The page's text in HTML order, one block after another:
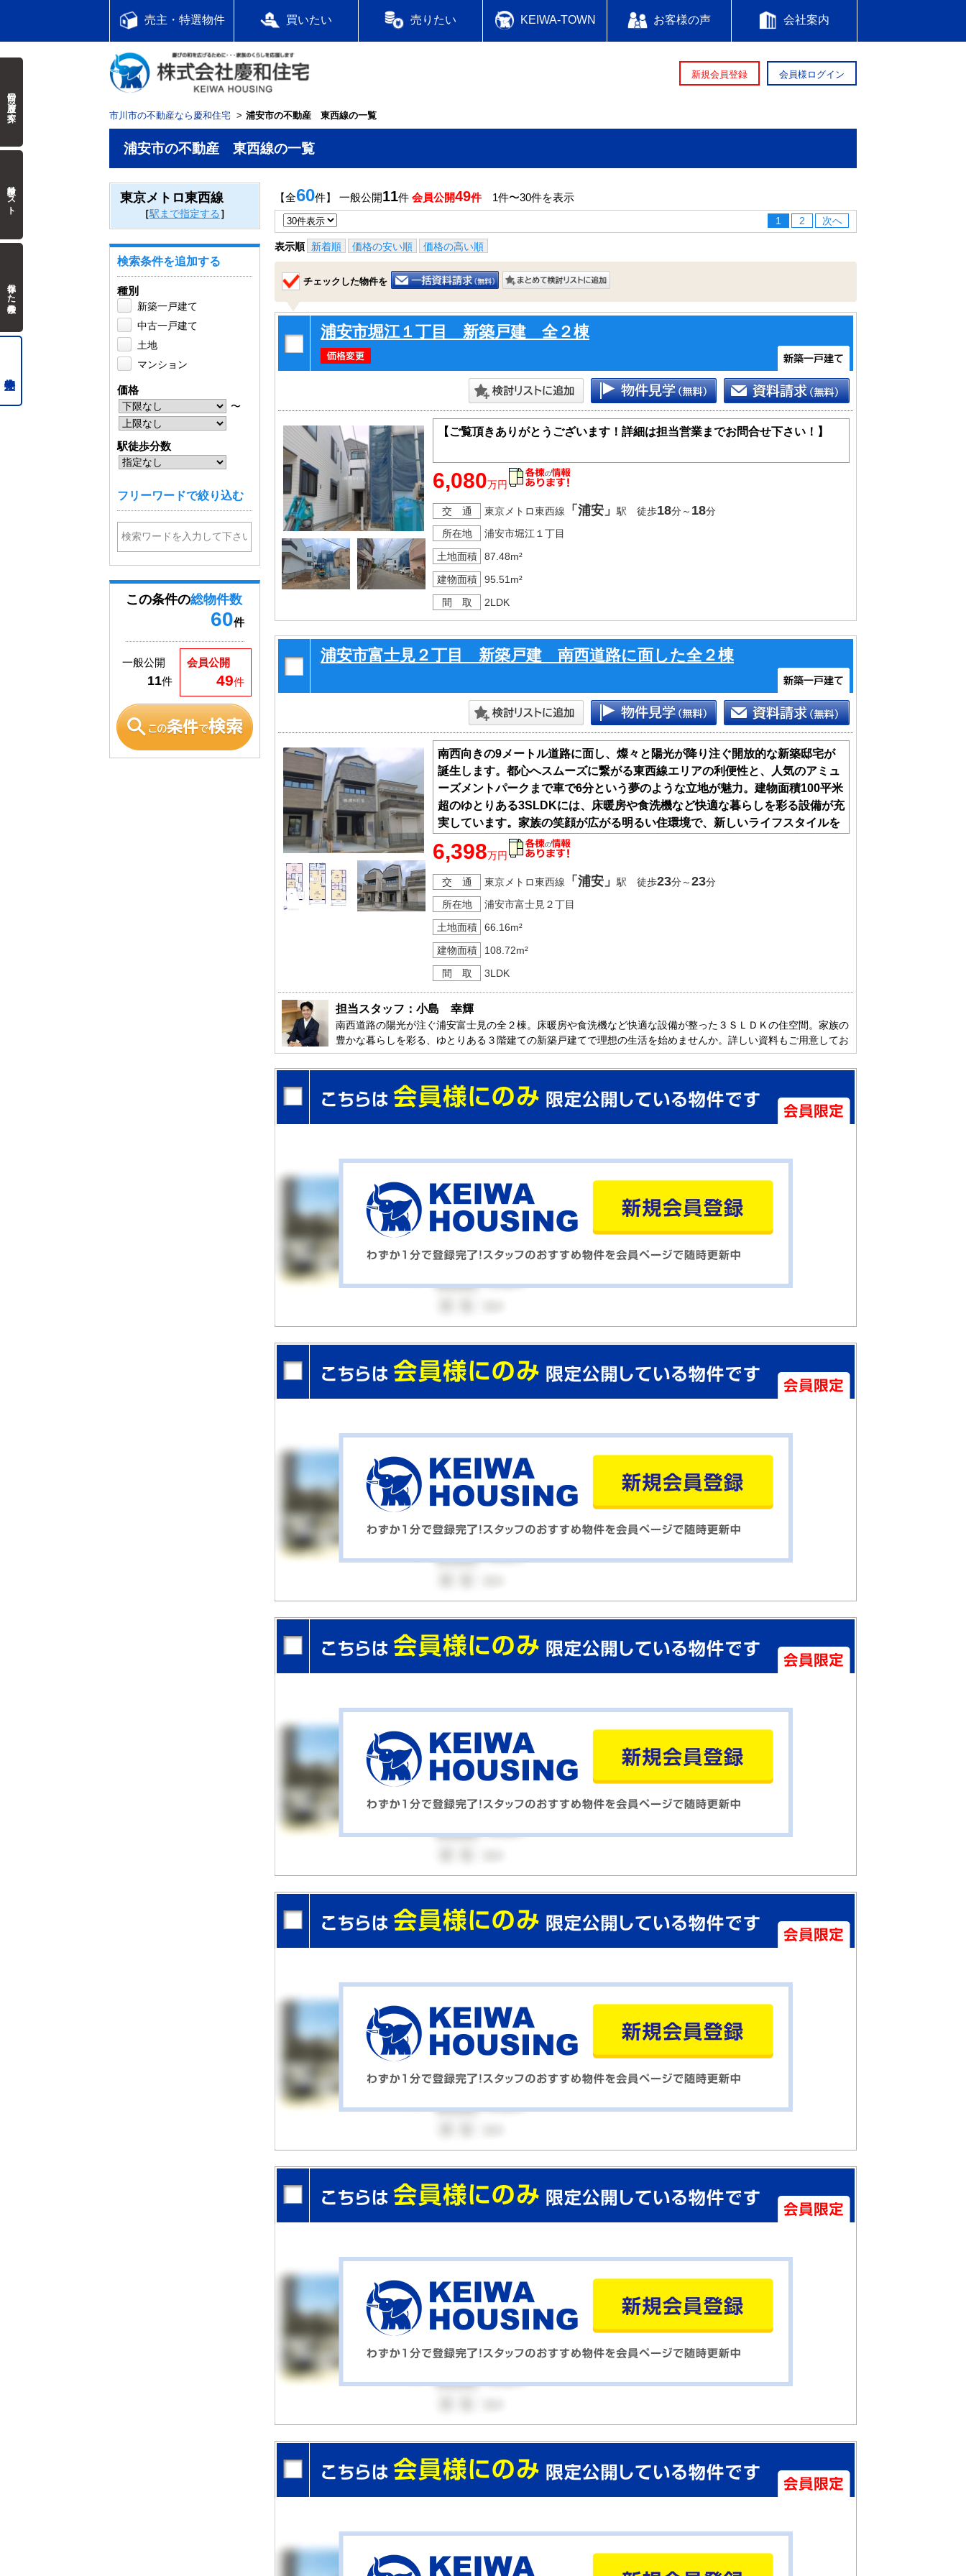
売主・特選物件 買いたい 売りたい KEIWA-TOWN お客様の声 会社案内
新規会員登録 会員様ログイン
市川市の不動産なら慶和住宅 浦安市の不動産 東西線の一覧
浦安市の不動産 東西線の一覧
【全60件】 一般公開11件 会員公開49件1件〜30件を表示
1 2 次へ
表示順 新着順 価格の安い順 価格の高い順
チェックした物件を
浦安市堀江１丁目 新築戸建 全２棟
【ご覧頂きありがとうございます！詳細は担当営業までお問合せ下さい！】
6,080万円
交 通 東京メトロ東西線 「浦安」 駅 徒歩18分～ 18分
所在地
浦安市堀江１丁目
土地面積
87.48m²
建物面積
95.51m²
間 取
2LDK
浦安市富士見２丁目 新築戸建 南西道路に面した全２棟
南西向きの9メートル道路に面し、燦々と陽光が降り注ぐ開放的な新築邸宅が
誕生します。都心へスムーズに繋がる東西線エリアの利便性と、人気のアミュ
ーズメントパークまで車で6分という夢のような立地が魅力。建物面積100平米
超のゆとりある3SLDKには、床暖房や食洗機など快適な暮らしを彩る設備が充
実しています。家族の笑顔が広がる明るい住環境で、新しいライフスタイルを
始めてみませんか。理想の暮らしを叶える全2棟の限定分譲です。
・ＬＤ床暖房
・浴室暖房乾燥機
・追炊き機能付きシステムバス
・愛車を守るビルトインガレージ
・フラット３５Ｓ利用可能
6,398万円
交 通 東京メトロ東西線 「浦安」 駅 徒歩23分～23分
所在地
浦安市富士見２丁目
土地面積
66.16m²
建物面積
108.72m²
間 取
3LDK
担当スタッフ：小島　幸輝
南西道路の陽光が注ぐ浦安富士見の全２棟。床暖房や食洗機など快適な設備が整った３ＳＬＤＫの住空間。家族の
豊かな暮らしを彩る、ゆとりある３階建ての新築戸建てで理想の生活を始めませんか。詳しい資料もご用意してお
りますのでお気軽にお問合せ下さい。
東京メトロ東西線
［駅まで指定する ］
検索条件を追加する
種別
新築一戸建て
中古一戸建て
土地
マンション
価格
〜
駅徒歩分数
フリーワードで絞り込む
この条件の総物件数
60件
会員公開
49件
一般公開
11件
前回の履歴で探す
検討中リスト
保存した検索条件